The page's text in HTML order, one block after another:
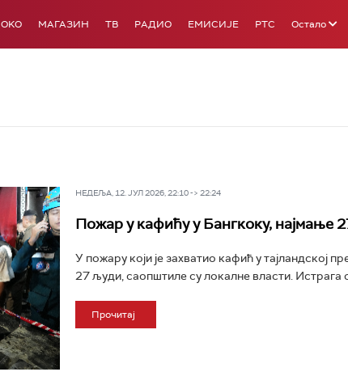
OKO МАГАЗИН ТВ РАДИО ЕМИСИЈЕ РТС Остало
НЕДЕЉА, 12. ЈУЛ 2026, 22:10 -> 22:24
Пожар у кафићу у Бангкоку, најмање
У пожару који је захватио кафић у тајландској
27 људи, саопштиле су локалне власти. Истрага
Прочитај